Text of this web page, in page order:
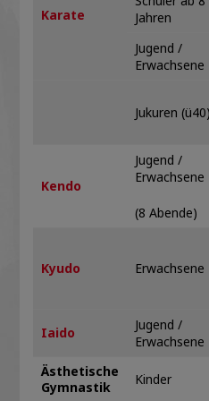
Karate
Jahren
Jugend /
Erwachsene
Jukuren (ü40)
Kendo
Jugend /
Erwachsene
(8 Abende)
Kyudo Erwachsene
Iaido
Jugend /
Erwachsene
Ästhetische
Gymnastik
Kinder